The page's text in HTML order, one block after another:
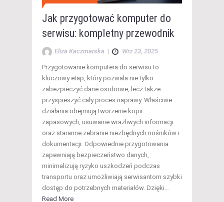
Jak przygotować komputer do
serwisu: kompletny przewodnik
Eliza Kaczmarska | Wrz 23, 2025
Przygotowanie komputera do serwisu to
kluczowy etap, który pozwala nie tylko
zabezpieczyć dane osobowe, lecz także
przyspieszyć cały proces naprawy. Właściwe
działania obejmują tworzenie kopii
zapasowych, usuwanie wrażliwych informacji
oraz staranne zebranie niezbędnych nośników i
dokumentacji. Odpowiednie przygotowania
zapewniają bezpieczeństwo danych,
minimalizują ryzyko uszkodzeń podczas
transportu oraz umożliwiają serwisantom szybki
dostęp do potrzebnych materiałów. Dzięki…
Read More